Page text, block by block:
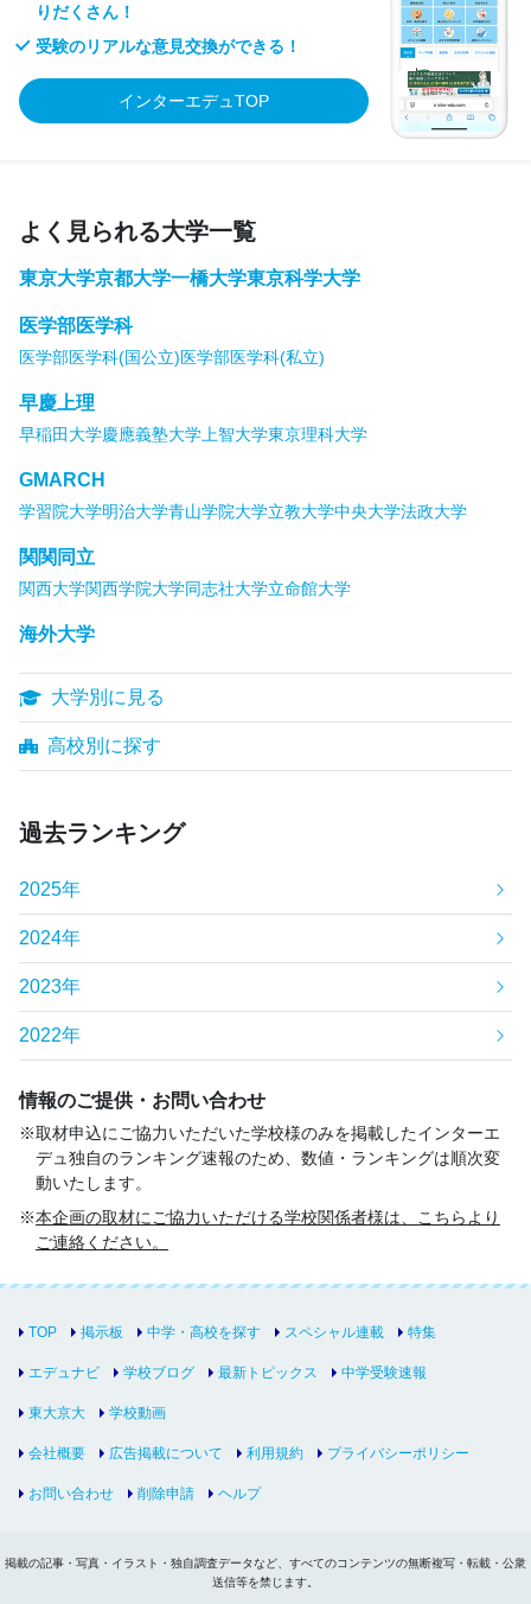
りだくさん！
受験のリアルな意見交換ができる！
インターエデュTOP
よく見られる大学一覧
東京大学京都大学一橋大学東京科学大学
医学部医学科
医学部医学科(国公立)医学部医学科(私立)
早慶上理
早稲田大学慶應義塾大学上智大学東京理科大学
GMARCH
学習院大学明治大学青山学院大学立教大学中央大学法政大学
関関同立
関西大学関西学院大学同志社大学立命館大学
海外大学
大学別に見る
高校別に探す
過去ランキング
2025年
2024年
2023年
2022年
情報のご提供・お問い合わせ
取材申込にご協力いただいた学校様のみを掲載したインターエ
デュ独自のランキング速報のため、数値・ランキングは順次変
動いたします。
本企画の取材にご協力いただける学校関係者様は、こちらより
ご連絡ください。
TOP 掲示板 中学・高校を探す スペシャル連載 特集
エデュナビ 学校ブログ 最新トピックス 中学受験速報
東大京大 学校動画
会社概要 広告掲載について 利用規約 プライバシーポリシー
お問い合わせ 削除申請 ヘルプ
掲載の記事・写真・イラスト・独自調査データなど、すべてのコンテンツの無断複写・転載・公衆
送信等を禁じます。